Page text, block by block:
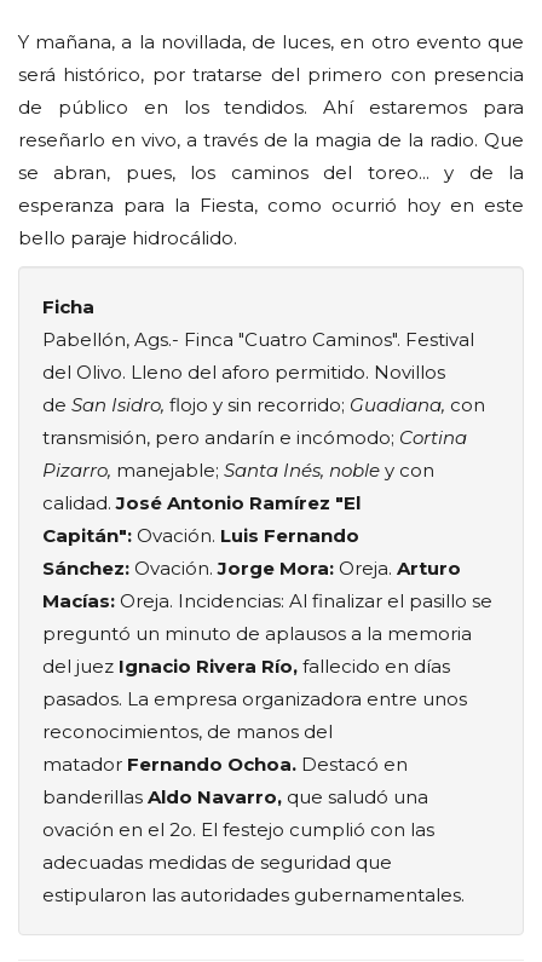
Y mañana, a la novillada, de luces, en otro evento que
será histórico, por tratarse del primero con presencia
de público en los tendidos. Ahí estaremos para
reseñarlo en vivo, a través de la magia de la radio. Que
se abran, pues, los caminos del toreo... y de la
esperanza para la Fiesta, como ocurrió hoy en este
bello paraje hidrocálido.
Ficha
Pabellón, Ags.- Finca "Cuatro Caminos". Festival
del Olivo. Lleno del aforo permitido. Novillos
de San Isidro, flojo y sin recorrido; Guadiana, con
transmisión, pero andarín e incómodo; Cortina
Pizarro, manejable; Santa Inés, noble y con
calidad.José Antonio Ramírez "El
Capitán": Ovación. Luis Fernando
Sánchez: Ovación.Jorge Mora: Oreja. Arturo
Macías: Oreja. Incidencias: Al finalizar el pasillo se
preguntó un minuto de aplausos a la memoria
del juez Ignacio Rivera Río, fallecido en días
pasados. La empresa organizadora entre unos
reconocimientos, de manos del
matador Fernando Ochoa. Destacó en
banderillas Aldo Navarro, que saludó una
ovación en el 2o. El festejo cumplió con las
adecuadas medidas de seguridad que
estipularon las autoridades gubernamentales.